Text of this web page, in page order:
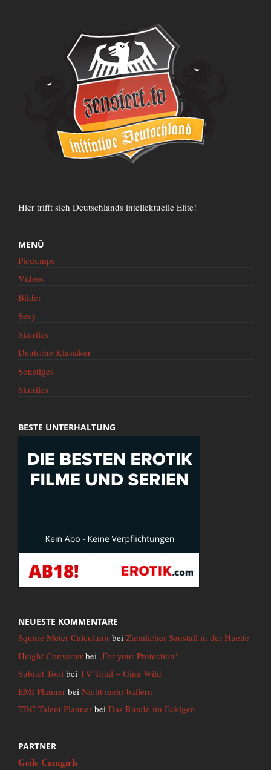
Hier trifft sich Deutschlands intellektuelle Elite!
MENÜ
Picdumps
Videos
Bilder
Sexy
Skuriles
Deutsche Klassiker
Sonstiges
Skuriles
BESTE UNTERHALTUNG
NEUESTE KOMMENTARE
Square Meter Calculator bei Ziemlicher Saustall in der Huette
Height Converter bei ‚For your Protection‘
Subnet Tool bei TV Total – Gina Wild
EMI Planner bei Nicht mehr ballern
TBC Talent Planner bei Das Runde im Eckigen
PARTNER
Geile Camgirls